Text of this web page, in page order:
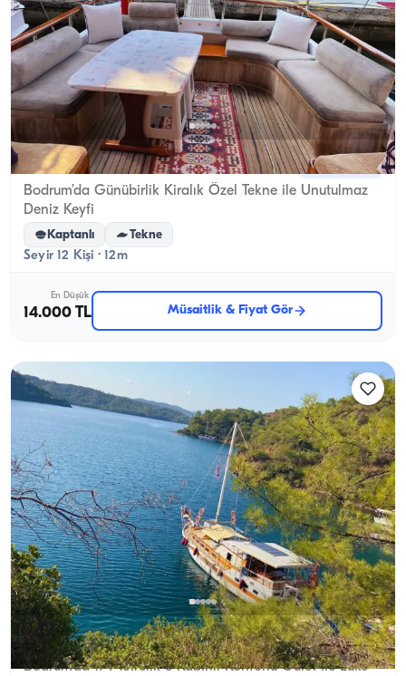
Bodrum, Muğla Yeni tekne
Bodrum’da Günübirlik Kiralık Özel Tekne ile Unutulmaz
Deniz Keyfi
Kaptanlı Tekne
Seyir 12 Kişi · 12m
En Düşük
14.000 TL Müsaitlik & Fiyat Gör
Bodrum, Muğla Yeni tekne
Bodrum’da 17 Metrelik 3 Kabinli Konforlu Gulet ile Lüks